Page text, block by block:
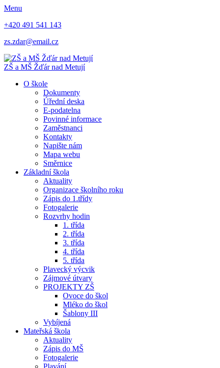
Menu
+420 491 541 143
zs.zdar@email.cz
ZŠ a MŠ Žďár nad Metují
O škole
Dokumenty
Úřední deska
E-podatelna
Povinné informace
Zaměstnanci
Kontakty
Napište nám
Mapa webu
Směrnice
Základní škola
Aktuality
Organizace školního roku
Zápis do 1.třídy
Fotogalerie
Rozvrhy hodin
1. třída
2. třída
3. třída
4. třída
5. třída
Plavecký výcvik
Zájmové útvary
PROJEKTY ZŠ
Ovoce do škol
Mléko do škol
Šablony III
Vybíjená
Mateřská škola
Aktuality
Zápis do MŠ
Fotogalerie
Plavání